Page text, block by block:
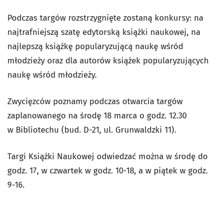
Podczas targów rozstrzygnięte zostaną konkursy: na
najtrafniejszą szatę edytorską książki naukowej, na
najlepszą książkę popularyzującą naukę wśród
młodzieży oraz dla autorów książek popularyzujących
naukę wśród młodzieży.
Zwycięzców poznamy podczas otwarcia targów
zaplanowanego na środę 18 marca o godz. 12.30
w Bibliotechu (bud. D-21, ul. Grunwaldzki 11).
Targi Książki Naukowej odwiedzać można w środę do
godz. 17, w czwartek w godz. 10-18, a w piątek w godz.
9-16.